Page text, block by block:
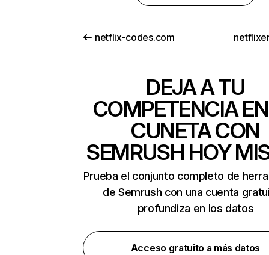
netflix-codes.com
DEJA A TU
COMPETENCIA
CUNETA CON
SEMRUSH HOY
Prueba el conjunto completo de
de Semrush con una cuenta
profundiza en los datos
Acceso gratuito a más datos